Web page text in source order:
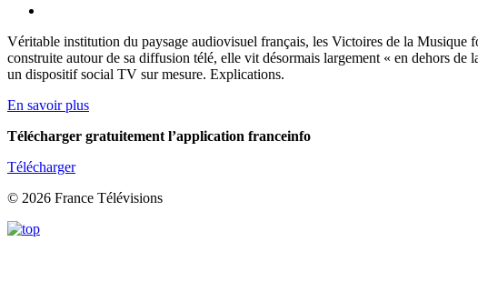
Véritable institution du paysage audiovisuel français, les Victoires de la Musique
construite autour de sa diffusion télé, elle vit désormais largement « en dehors
un dispositif social TV sur mesure. Explications.
En savoir plus
Télécharger gratuitement l’application franceinfo
Télécharger
© 2026 France Télévisions